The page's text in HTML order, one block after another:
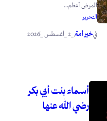
المرض أعظم...
التحرير
فيخير أمة.
أسماء بنت أبي بكر
رضي الله عنها